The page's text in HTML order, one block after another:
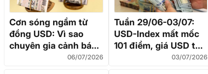
Cơn sóng ngầm từ
đồng USD: Vì sao
chuyên gia cảnh báo
thị trường có thể lặp
06/07/2026
Tuần 29/06-03/07:
USD-Index mất mốc
101 điểm, giá USD tự
03/07/2026